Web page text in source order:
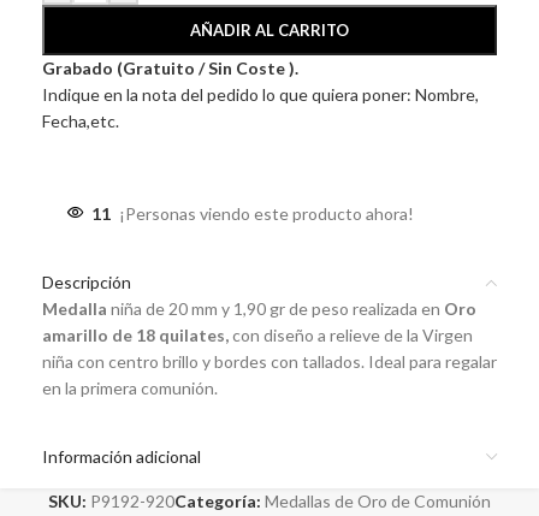
AÑADIR AL CARRITO
Grabado (Gratuito / Sin Coste ).
Indique en la nota del pedido lo que quiera poner: Nombre,
Fecha,etc.
11 ¡Personas viendo este producto ahora!
Descripción
Medalla niña de 20 mm y 1,90 gr de peso realizada en Oro
amarillo de 18 quilates,con diseño a relieve de la Virgen
niña con centro brillo y bordes con tallados. Ideal para regalar
en la primera comunión.
Información adicional
SKU: P9192-920Categoría: Medallas de Oro de Comunión